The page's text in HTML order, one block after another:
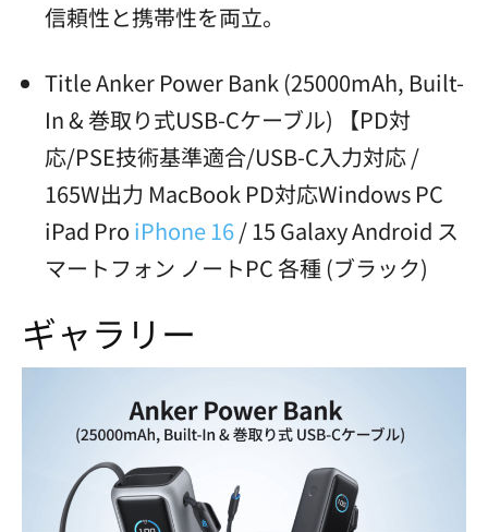
信頼性と携帯性を両立。
Title Anker Power Bank (25000mAh, Built-
In & 巻取り式USB-Cケーブル) 【PD対
応/PSE技術基準適合/USB-C入力対応 /
165W出力 MacBook PD対応Windows PC
iPad Pro iPhone 16/ 15 Galaxy Android ス
マートフォン ノートPC 各種 (ブラック)
ギャラリー